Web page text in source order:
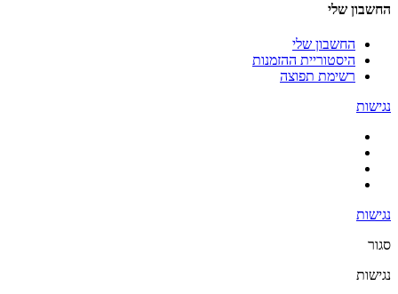
החשבון שלי
החשבון שלי
היסטוריית ההזמנות
רשימת תפוצה
נגישות
נגישות
סגור
נגישות